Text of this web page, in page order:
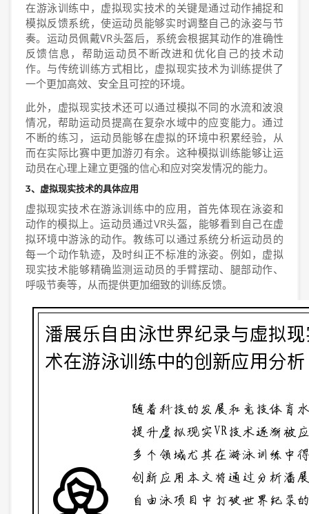
在游泳训练中，虚拟现实技术的关键是通过动作捕捉和
模拟反馈系统，使运动员能够实时调整自己的泳姿与节
奏。运动员佩戴VR头盔后，系统会根据其动作的准确性
反馈信息，帮助运动员不断改进和优化自己的技术动
作。与传统训练方式相比，虚拟现实技术为训练提供了
一个更加高效、安全且可控的环境。
此外，虚拟现实技术还可以通过模拟不同的水流和波浪
情况，帮助运动员提高在复杂水域中的应变能力。通过
不断的练习，运动员能够在虚拟的环境中积累经验，从
而在实际比赛中更加游刃有余。这种模拟训练能够让运
动员在心理上建立更强的信心和应对突发情况的能力。
3、虚拟现实技术的具体应用
虚拟现实技术在游泳训练中的应用，首先体现在泳姿和
动作的模拟上。运动员通过VR头盔，能够看到自己在虚
拟环境中游泳的动作。教练可以通过系统分析运动员的
每一个动作轨迹，及时纠正不标准的泳姿。例如，虚拟
现实技术能够精确监测运动员的手臂摆动、腿部动作、
呼吸节奏等，从而提供更加细致的训练反馈。